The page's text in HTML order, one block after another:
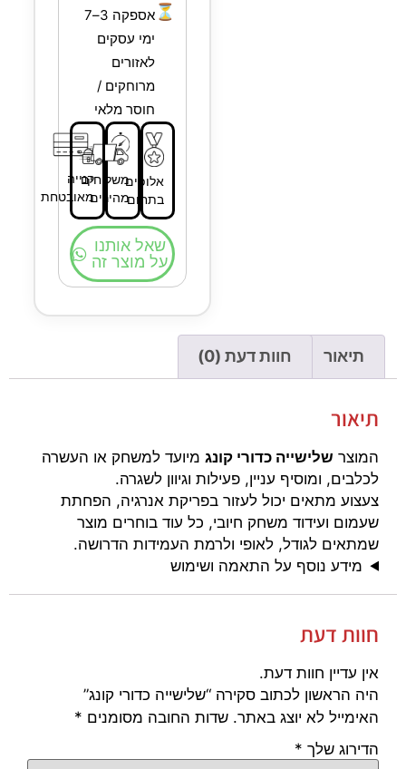
⏳
אספקה 3–7
ימי עסקים
לאזורים
מרוחקים /
חוסר מלאי
אלופים
בתחום
משלוחים
מהירים
קנייה
מאובטחת
שאל אותנו
על מוצר זה
תיאור חוות דעת (0)
תיאור
המוצר שלישייה כדורי קונג מיועד למשחק או העשרה
לכלבים, ומוסיף עניין, פעילות וגיוון לשגרה.
צעצוע מתאים יכול לעזור בפריקת אנרגיה, הפחתת
שעמום ועידוד משחק חיובי, כל עוד בוחרים מוצר
שמתאים לגודל, לאופי ולרמת העמידות הדרושה.
מידע נוסף על התאמה ושימוש
חוות דעת
אין עדיין חוות דעת.
היה הראשון לכתוב סקירה “שלישייה כדורי קונג”
האימייל לא יוצג באתר. שדות החובה מסומנים *
הדירוג שלך *